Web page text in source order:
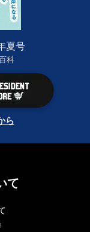
夏号
科
ら
て